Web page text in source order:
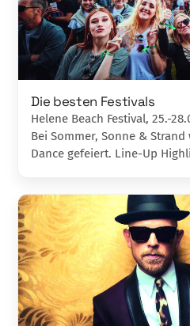
Die besten Festivals
Helene Beach Festival, 25.-
Bei Sommer, Sonne &
Dance gefeiert. Line-Up